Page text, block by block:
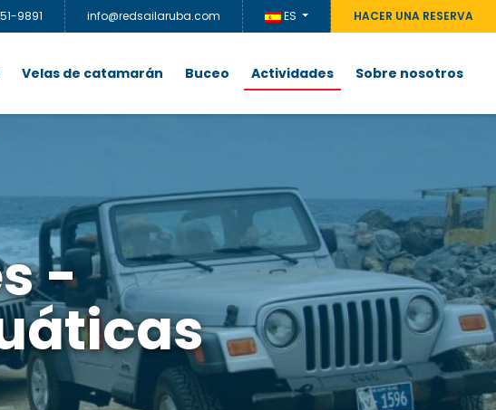
9891 info@redsailaruba.com ES HACER UNA RESERVA
Velas de catamarán Buceo Actividades Sobre nosotros
-